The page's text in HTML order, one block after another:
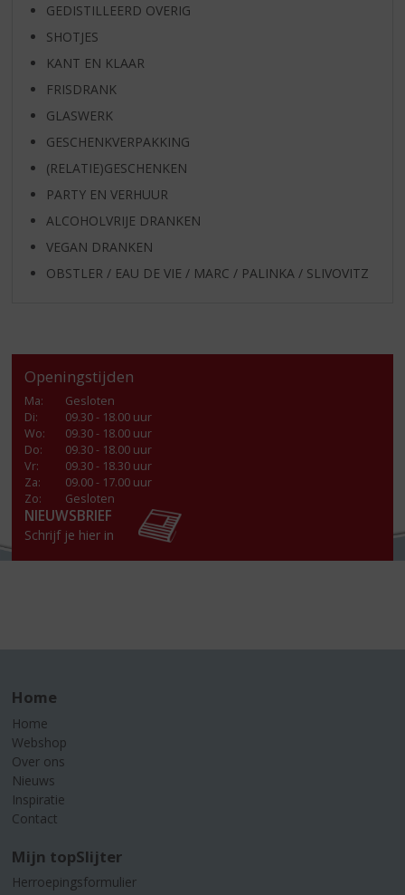
GEDISTILLEERD OVERIG
SHOTJES
KANT EN KLAAR
FRISDRANK
GLASWERK
GESCHENKVERPAKKING
(RELATIE)GESCHENKEN
PARTY EN VERHUUR
ALCOHOLVRIJE DRANKEN
VEGAN DRANKEN
OBSTLER / EAU DE VIE / MARC / PALINKA / SLIVOVITZ
Openingstijden
Ma:
Gesloten
Di:
09.30 - 18.00 uur
Wo:
09.30 - 18.00 uur
Do:
09.30 - 18.00 uur
Vr:
09.30 - 18.30 uur
Za:
09.00 - 17.00 uur
Zo:
Gesloten
NIEUWSBRIEF
Schrijf je hier in
Home
Home
Webshop
Over ons
Nieuws
Inspiratie
Contact
Mijn topSlijter
Herroepingsformulier